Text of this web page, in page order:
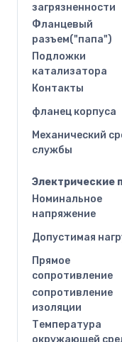
загрязненности
Фланцевый
разъем("папа")
Подложки
катализатора
Контакты
фланец корпуса
Механический
службы
Электрические
Номинальное
напряжение
Допустимая
Прямое
сопротивление
сопротивление
изоляции
Температура
окружающей